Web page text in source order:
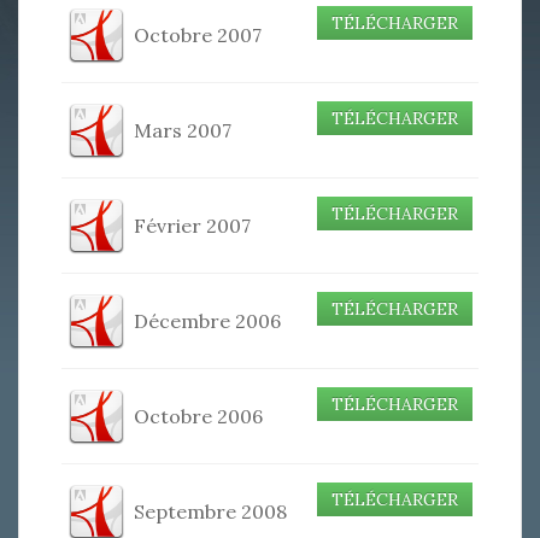
Octobre 2007 TÉLÉCHARGER
Mars 2007 TÉLÉCHARGER
Février 2007 TÉLÉCHARGER
Décembre 2006 TÉLÉCHARGER
Octobre 2006 TÉLÉCHARGER
Septembre 2008 TÉLÉCHARGER